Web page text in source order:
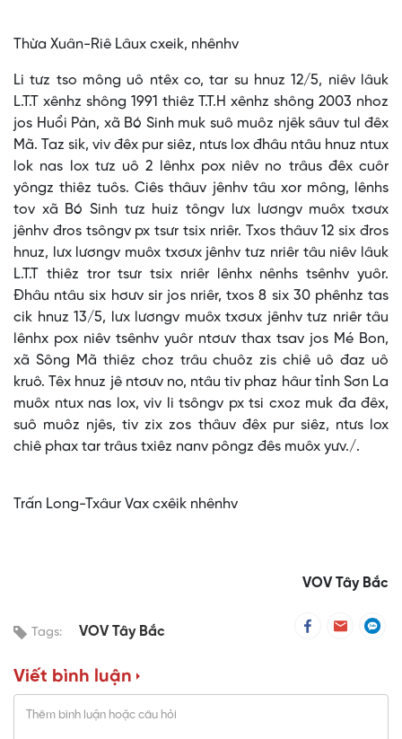
Thừa Xuân-Riê Lâux cxeik, nhênhv
Li tưz tso mông uô ntêx co, tar su hnuz 12/5, niêv lâuk
L.T.T xênhz shông 1991 thiêz T.T.H xênhz shông 2003 nhoz
jos Huổi Pàn, xã Bó Sinh muk suô muôz njêk sâuv tul đêx
Mã. Taz sik, viv đêx pur siêz, ntưs lox đhâu ntâu hnuz ntux
lok nas lox tưz uô 2 lênhx pox niêv no trâus đêx cuôr
yôngz thiêz tuôs. Ciês thâuv jênhv tâu xor mông, lênhs
tov xã Bó Sinh tưz huiz tôngv lưx lươngv muôx txơưx
jênhv đros tsôngv px tsưr tsix nriêr. Txos thâuv 12 six đros
hnuz, lưx lươngv muôx txơưx jênhv tưz nriêr tâu niêv lâuk
L.T.T thiêz tror tsưr tsix nriêr lênhx nênhs tsênhv yuôr.
Đhâu ntâu six hơưv sir jos nriêr, txos 8 six 30 phênhz tas
cik hnuz 13/5, lưx lươngv muôx txơưx jênhv tưz nriêr tâu
lênhx pox niêv tsênhv yuôr ntơưv thax tsav jos Mé Bon,
xã Sông Mã thiêz choz trâu chuôz zis chiê uô đaz uô
kruô. Têx hnuz jê ntơưv no, ntâu tiv phaz hâur tỉnh Sơn La
muôx ntux nas lox, viv li tsôngv px tsi cxoz muk đa đêx,
suô muôz njês, tiv zix zos thâuv đêx pur siêz, ntưs lox
chiê phax tar trâus txiêz nanv pôngz đês muôx yưv./.
Trấn Long-Txâur Vax cxêik nhênhv
VOV Tây Bắc
Tags: VOV Tây Bắc
Viết bình luận